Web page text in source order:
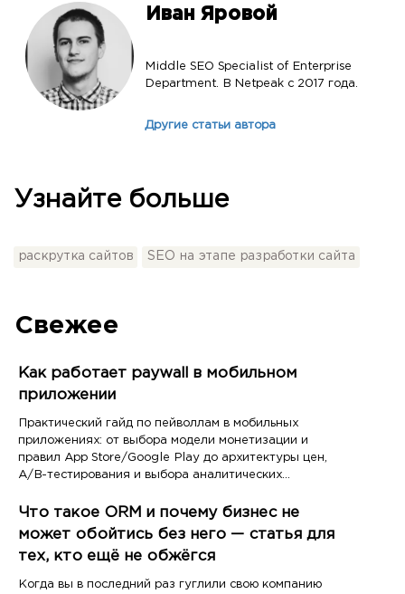
Иван Яровой
Middle SEO Specialist of Enterprise
Department. В Netpeak c 2017 года.
Другие статьи автора
Узнайте больше
раскрутка сайтов SEO на этапе разработки сайта
Свежее
Как работает paywall в мобильном
приложении
Практический гайд по пейволлам в мобильных
приложениях: от выбора модели монетизации и
правил App Store/Google Play до архитектуры цен,
A/B-тестирования и выбора аналитических
Что такое ORM и почему бизнес не
может обойтись без него — статья для
тех, кто ещё не обжёгся
Когда вы в последний раз гуглили свою компанию